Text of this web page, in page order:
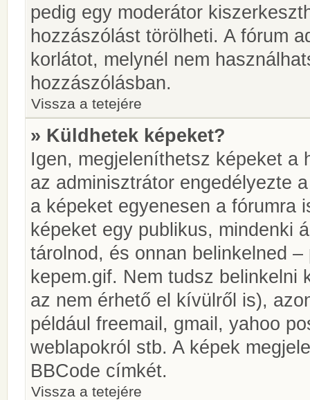
pedig egy moderátor
hozzászólást törölheti. A fórum
korlátot, melynél nem
hozzászólásban.
Vissza a tetejére
» Küldhetek képeket?
Igen, megjeleníthetsz képeket a
az adminisztrátor engedélyezte
a képeket egyenesen a fórumra
képeket egy publikus, mindenki
tárolnod, és onnan belinkelned
kepem.gif. Nem tudsz belinkelni
az nem érhető el kívülről is),
például freemail, gmail, yahoo
weblapokról stb. A képek
BBCode címkét.
Vissza a tetejére